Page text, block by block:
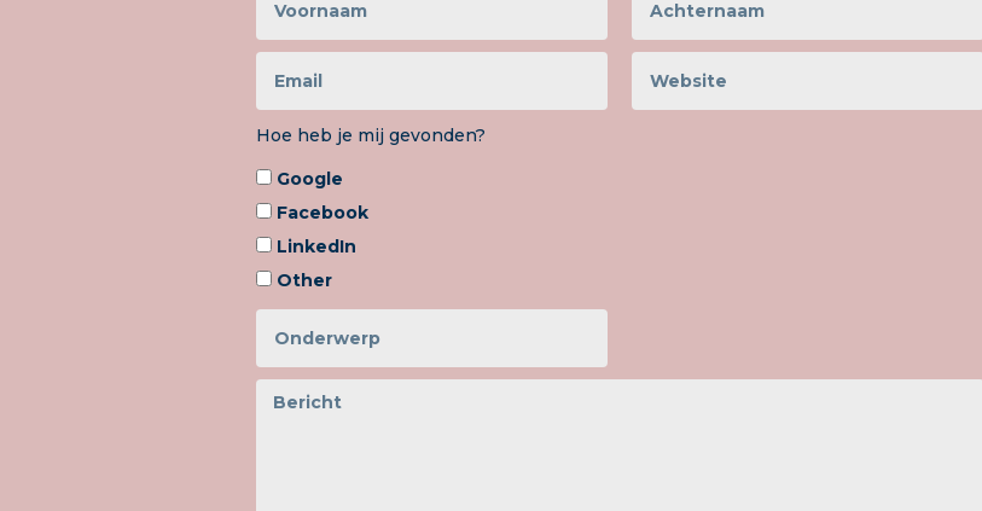
Hoe heb je mij gevonden?
Google
Facebook
LinkedIn
Other